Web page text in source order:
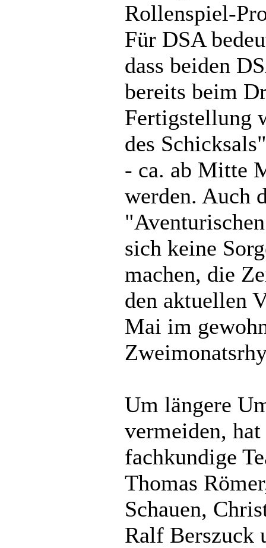
Rollenspiel-
Für DSA
dass beiden
bereits beim
Fertigstellung
des
- ca. ab Mitte
werden. Auch
sich keine
machen, die
den aktuellen
Mai im
Um längere
vermeiden,
fachkundige
Thomas
Schauen,
Ralf Berszuck